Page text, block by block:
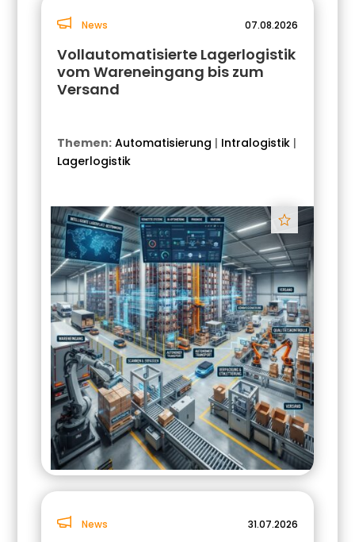
News 07.08.2026
Vollautomatisierte Lagerlogistik
vom Wareneingang bis zum
Versand
Themen: Automatisierung | Intralogistik |
Lagerlogistik
Track
News 31.07.2026